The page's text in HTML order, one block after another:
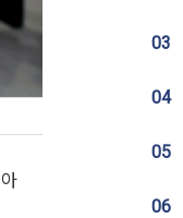
03
04
05
06